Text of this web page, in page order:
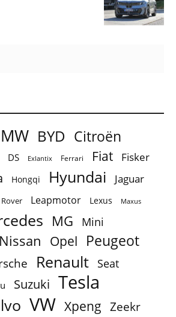
BYD Citroën
DS Exlantix Ferrari Fiat Fisker
Hongqi Hyundai Jaguar
Leapmotor Lexus Maxus
MG Mini
Nissan Opel Peugeot
Renault Seat
Suzuki Tesla
VW Xpeng Zeekr